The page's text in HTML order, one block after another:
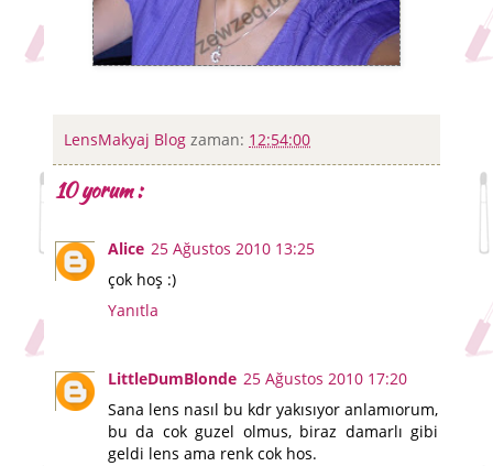
LensMakyaj Blog zaman: 12:54:00
10 yorum :
Alice 25 Ağustos 2010 13:25
çok hoş :)
Yanıtla
LittleDumBlonde 25 Ağustos 2010 17:20
Sana lens nasıl bu kdr yakısıyor anlamıorum,
bu da cok guzel olmus, biraz damarlı gibi
geldi lens ama renk cok hos.